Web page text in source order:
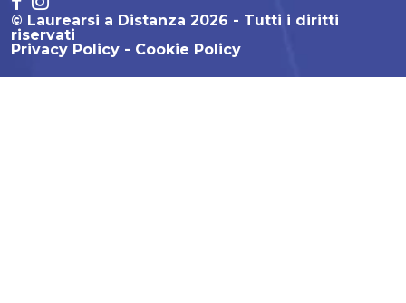
© Laurearsi a Distanza 2026 - Tutti i diritti
riservati
Privacy Policy
Cookie Policy